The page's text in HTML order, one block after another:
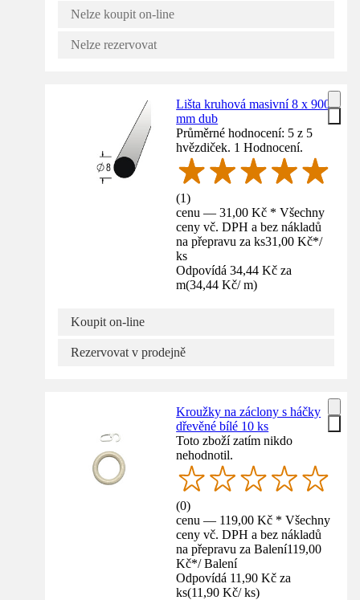
Nelze koupit on-line
Nelze rezervovat
Lišta kruhová masivní 8 x 900
mm dub
Průměrné hodnocení: 5 z 5
hvězdiček. 1 Hodnocení.
(1)
cenu — 31,00 Kč * Všechny
ceny vč. DPH a bez nákladů
na přepravu za ks31,00 Kč*/
ks
Odpovídá 34,44 Kč za
m(34,44 Kč/ m)
Koupit on-line
Rezervovat v prodejně
Kroužky na záclony s háčky
dřevěné bílé 10 ks
Toto zboží zatím nikdo
nehodnotil.
(0)
cenu — 119,00 Kč * Všechny
ceny vč. DPH a bez nákladů
na přepravu za Balení119,00
Kč*/ Balení
Odpovídá 11,90 Kč za
ks(11,90 Kč/ ks)